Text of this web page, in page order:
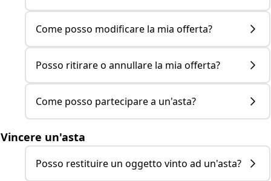
Come posso modificare la mia offerta?
Posso ritirare o annullare la mia offerta?
Come posso partecipare a un'asta?
Vincere un'asta
Posso restituire un oggetto vinto ad un'asta?